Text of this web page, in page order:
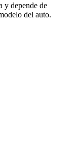
y depende de
del auto.